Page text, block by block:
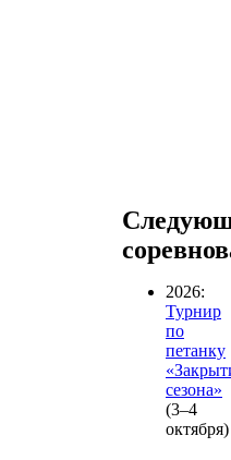
2026:
Турнир
по
петанку
сезона»
(3–4
октября)